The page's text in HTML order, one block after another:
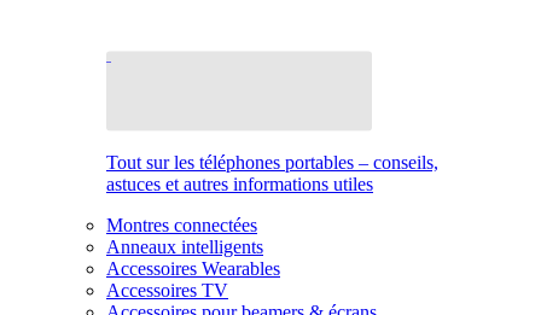
Tout sur les téléphones portables – conseils,
astuces et autres informations utiles
Montres connectées
Anneaux intelligents
Accessoires Wearables
Accessoires TV